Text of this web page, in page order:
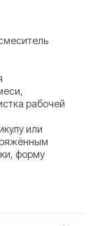
рабочей
или
форму